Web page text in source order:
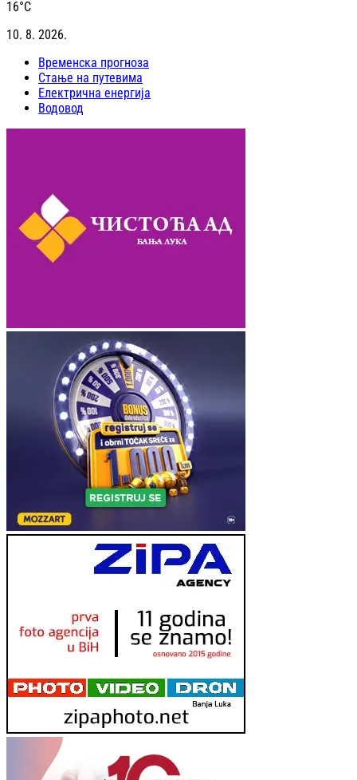
16°C
10. 8. 2026.
Временска прогноза
Стање на путевима
Електрична енергија
Водовод